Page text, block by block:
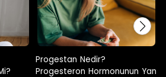
Yan
Hamilelikte Adet Görülür